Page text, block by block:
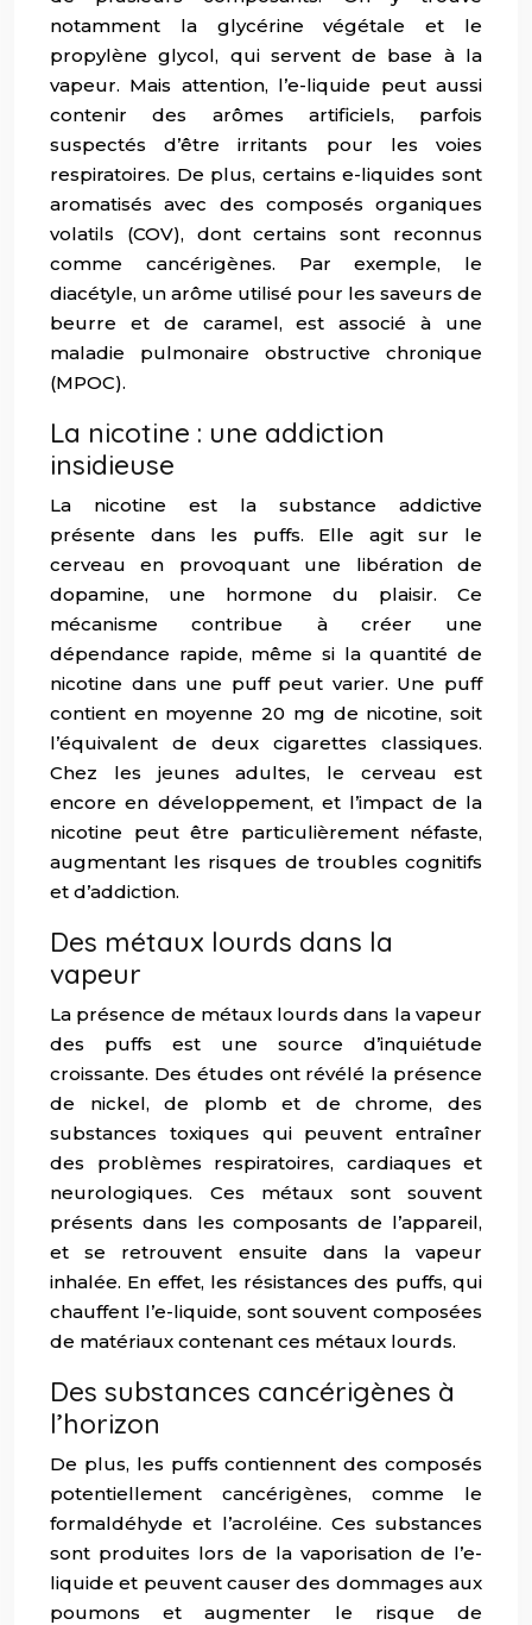
notamment la glycérine végétale et le
propylène glycol, qui servent de base à la
vapeur. Mais attention, l’e-liquide peut aussi
contenir des arômes artificiels, parfois
suspectés d’être irritants pour les voies
respiratoires. De plus, certains e-liquides sont
aromatisés avec des composés organiques
volatils (COV), dont certains sont reconnus
comme cancérigènes. Par exemple, le
diacétyle, un arôme utilisé pour les saveurs de
beurre et de caramel, est associé à une
maladie pulmonaire obstructive chronique
(MPOC).
La nicotine : une addiction
insidieuse
La nicotine est la substance addictive
présente dans les puffs. Elle agit sur le
cerveau en provoquant une libération de
dopamine, une hormone du plaisir. Ce
mécanisme contribue à créer une
dépendance rapide, même si la quantité de
nicotine dans une puff peut varier. Une puff
contient en moyenne 20 mg de nicotine, soit
l’équivalent de deux cigarettes classiques.
Chez les jeunes adultes, le cerveau est
encore en développement, et l’impact de la
nicotine peut être particulièrement néfaste,
augmentant les risques de troubles cognitifs
et d’addiction.
Des métaux lourds dans la
vapeur
La présence de métaux lourds dans la vapeur
des puffs est une source d’inquiétude
croissante. Des études ont révélé la présence
de nickel, de plomb et de chrome, des
substances toxiques qui peuvent entraîner
des problèmes respiratoires, cardiaques et
neurologiques. Ces métaux sont souvent
présents dans les composants de l’appareil,
et se retrouvent ensuite dans la vapeur
inhalée. En effet, les résistances des puffs, qui
chauffent l’e-liquide, sont souvent composées
de matériaux contenant ces métaux lourds.
Des substances cancérigènes à
l’horizon
De plus, les puffs contiennent des composés
potentiellement cancérigènes, comme le
formaldéhyde et l’acroléine. Ces substances
sont produites lors de la vaporisation de l’e-
liquide et peuvent causer des dommages aux
poumons et augmenter le risque de